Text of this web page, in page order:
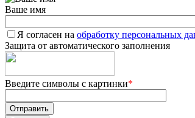
Ваше имя
Я согласен на обработку персональных
Защита от автоматического заполнения
Введите символы с картинки*